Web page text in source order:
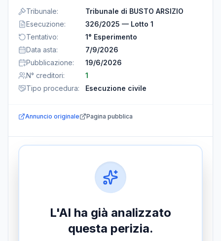
Tribunale:
Tribunale di BUSTO ARSIZIO
Esecuzione:
326/2025 — Lotto 1
Tentativo:
1° Esperimento
Data asta:
7/9/2026
Pubblicazione:
19/6/2026
N° creditori:
1
Tipo procedura: Esecuzione civile
Annuncio originale Pagina pubblica
L'AI ha già analizzato
questa perizia.